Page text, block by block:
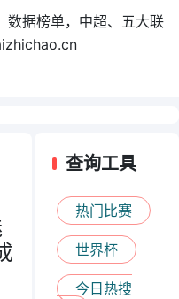
数据榜单，中超、五大联
查询工具
热门比赛
世界杯
今日热搜